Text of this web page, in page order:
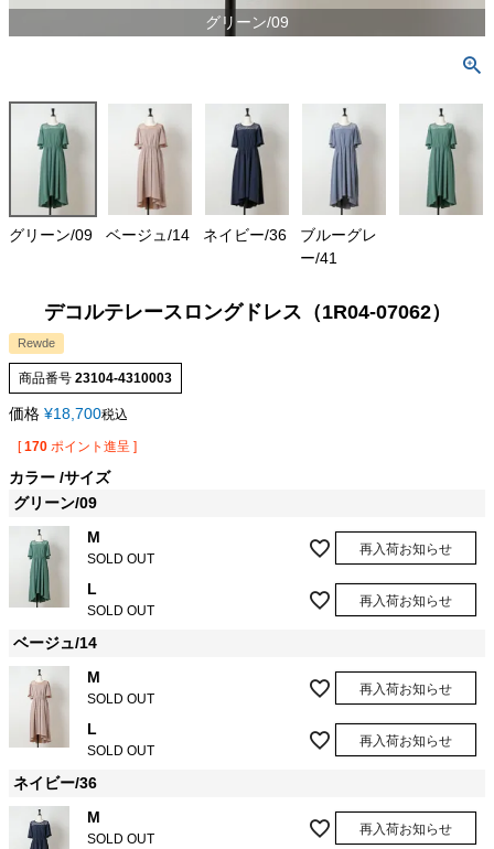
グリーン/09
グリーン/09 ベージュ/14 ネイビー/36
ブルーグレ
ー/41
デコルテレースロングドレス（1R04-07062）
Rewde
商品番号 23104-4310003
価格 ¥18,700税込
[ 170 ポイント進呈 ]
カラー サイズ
グリーン/09
M
SOLD OUT
再入荷お知らせ
L
SOLD OUT
再入荷お知らせ
ベージュ/14
M
SOLD OUT
再入荷お知らせ
L
SOLD OUT
再入荷お知らせ
ネイビー/36
M
SOLD OUT
再入荷お知らせ